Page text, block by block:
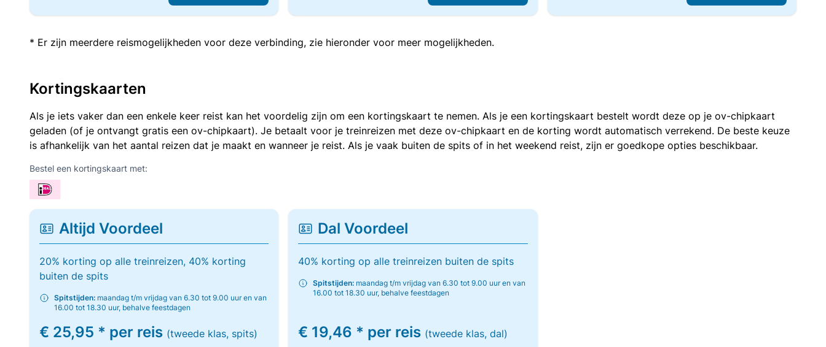
* Er zijn meerdere reismogelijkheden voor deze verbinding, zie hieronder voor meer mogelijkheden.
Kortingskaarten
Als je iets vaker dan een enkele keer reist kan het voordelig zijn om een kortingskaart te nemen. Als je een kortingskaart bestelt wordt deze op je ov-chipkaart
geladen (of je ontvangt gratis een ov-chipkaart). Je betaalt voor je treinreizen met deze ov-chipkaart en de korting wordt automatisch verrekend. De beste keuze
is afhankelijk van het aantal reizen dat je maakt en wanneer je reist. Als je vaak buiten de spits of in het weekend reist, zijn er goedkope opties beschikbaar.
Bestel een kortingskaart met:
Altijd Voordeel
20% korting op alle treinreizen, 40% korting
buiten de spits
Spitstijden: maandag t/m vrijdag van 6.30 tot 9.00 uur en van
16.00 tot 18.30 uur, behalve feestdagen
€ 25,95 * per reis (tweede klas, spits)
Dal Voordeel
40% korting op alle treinreizen buiten de spits
Spitstijden: maandag t/m vrijdag van 6.30 tot 9.00 uur en van
16.00 tot 18.30 uur, behalve feestdagen
€ 19,46 * per reis (tweede klas, dal)